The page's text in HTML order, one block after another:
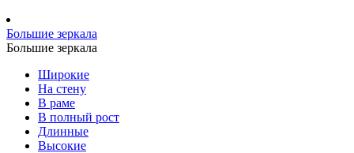
Большие зеркала
Большие зеркала
Широкие
На стену
В раме
В полный рост
Длинные
Высокие